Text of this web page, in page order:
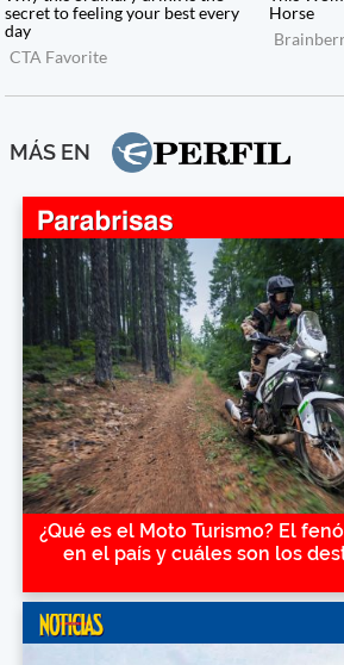
MÁS EN
¿Qué es el Moto Turismo? El
en el país y cuáles son los